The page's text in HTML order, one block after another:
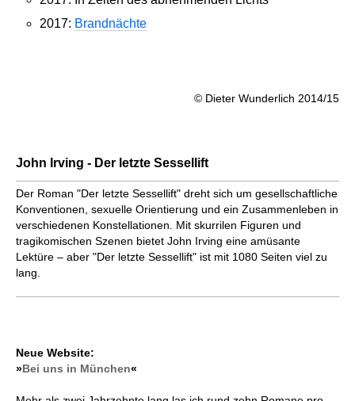
2017: Brandnächte
© Dieter Wunderlich 2014/15
John Irving - Der letzte Sessellift
Der Roman "Der letzte Sessellift" dreht sich um gesellschaftliche
Konventionen, sexuelle Orientierung und ein Zusammenleben in
verschiedenen Konstellationen. Mit skurrilen Figuren und
tragikomischen Szenen bietet John Irving eine amüsante
Lektüre – aber "Der letzte Sessellift" ist mit 1080 Seiten viel zu
lang.
Neue Website:
»Bei uns in München«